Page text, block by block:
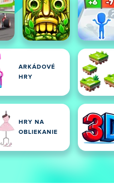
ARKÁDOVÉ
HRY
HRY NA
OBLIEKANIE